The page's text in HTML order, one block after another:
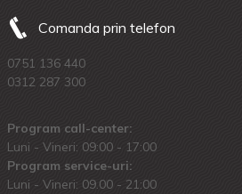
Comanda prin telefon
0751 136 440
0312 287 300
Program call-center:
Luni - Vineri: 09:00 - 17:00
Program service-uri:
Luni - Vineri: 09.00 - 21:00